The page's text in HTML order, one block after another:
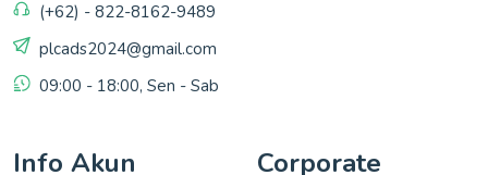
(+62) - 822-8162-9489
plcads2024@gmail.com
09:00 - 18:00, Sen - Sab
Info Akun Corporate